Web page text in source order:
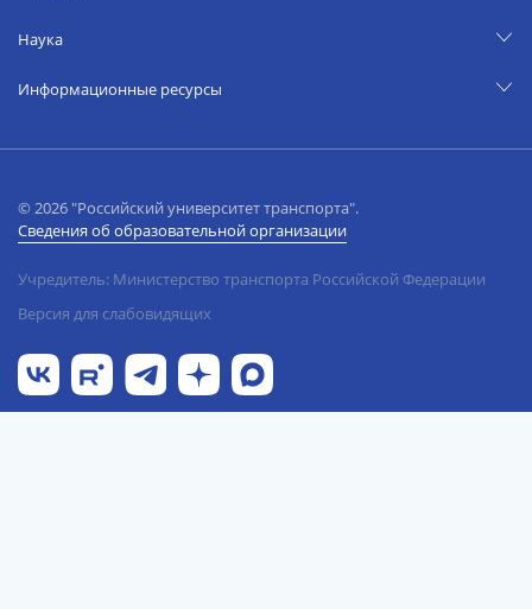
Наука
Информационные ресурсы
© 2026 "Российский университет транспорта".
Сведения об образовательной организации
Учредитель: Министерство транспорта Российской Федерации
Версия для слабовидящих